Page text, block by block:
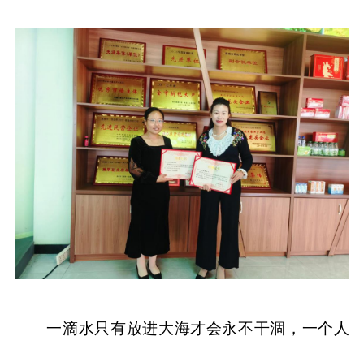
一滴水只有放进大海才会永不干涸，一个人